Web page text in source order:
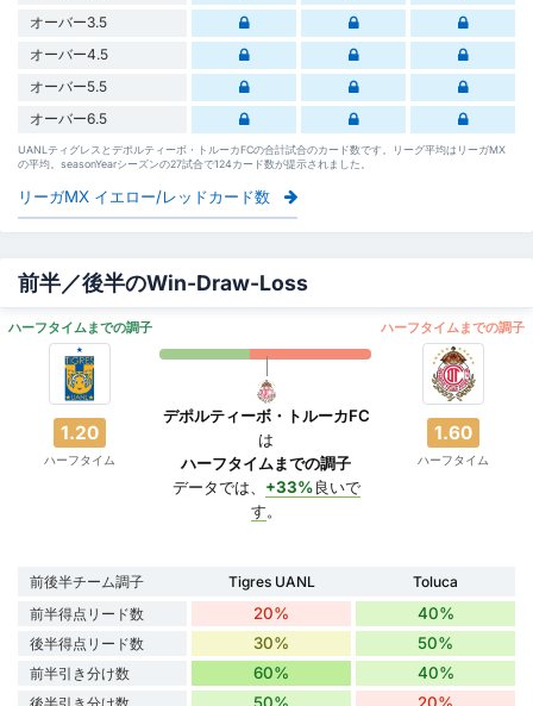
オーバー3.5
オーバー4.5
オーバー5.5
オーバー6.5
UANLティグレスとデポルティーボ・トルーカFCの合計試合のカード数です。リーグ平均はリーガMX
の平均。seasonYearシーズンの27試合で124カード数が提示されました。
リーガMX イエロー/レッドカード数
前半／後半のWin-Draw-Loss
ハーフタイムまでの調子 ハーフタイムまでの調子
1.20
ハーフタイム
デポルティーボ・トルーカFC
は
ハーフタイムまでの調子
データでは、 +33%良いで
す。
1.60
ハーフタイム
前後半チーム調子 Tigres UANL
Toluca
前半得点リード数
20% 40%
後半得点リード数 30% 50%
前半引き分け数 60% 40%
50% 20%